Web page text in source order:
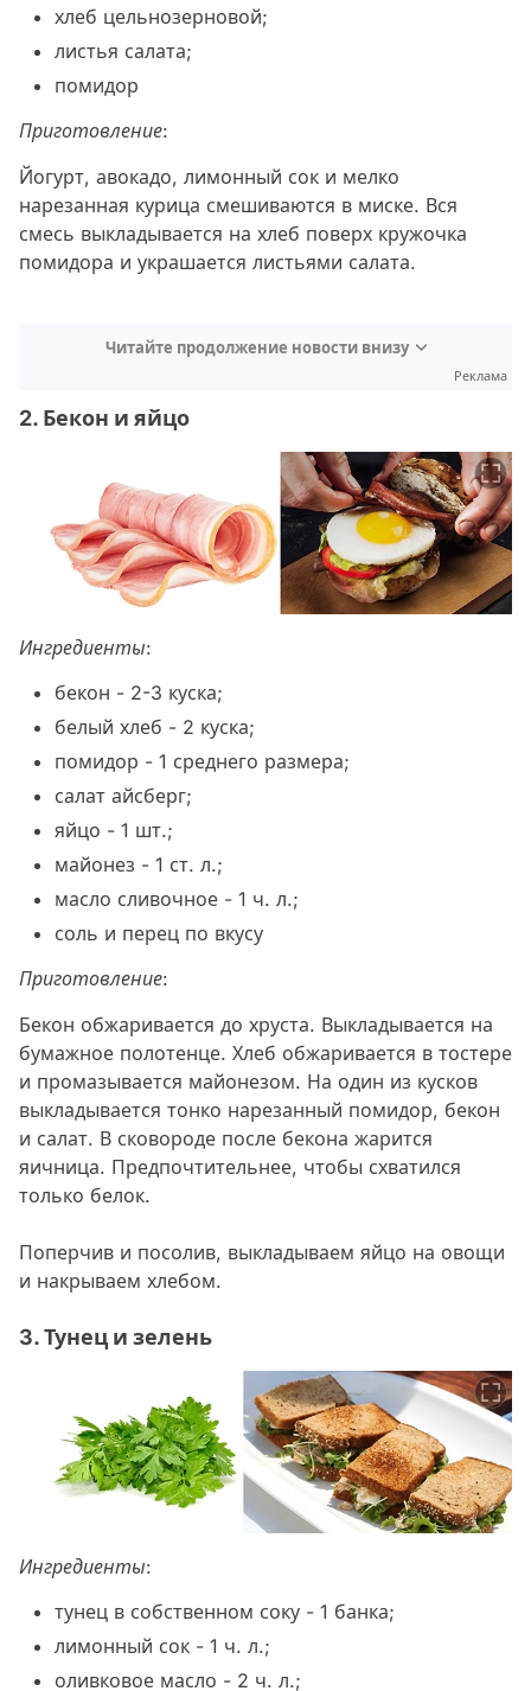
хлеб цельнозерновой;
листья салата;
помидор
Приготовление:
Йогурт, авокадо, лимонный сок и мелко
нарезанная курица смешиваются в миске. Вся
смесь выкладывается на хлеб поверх кружочка
помидора и украшается листьями салата.
Читайте продолжение новости внизу
Реклама
2. Бекон и яйцо
Ингредиенты:
бекон - 2-3 куска;
белый хлеб - 2 куска;
помидор - 1 среднего размера;
салат айсберг;
яйцо - 1 шт.;
майонез - 1 ст. л.;
масло сливочное - 1 ч. л.;
соль и перец по вкусу
Приготовление:
Бекон обжаривается до хруста. Выкладывается на
бумажное полотенце. Хлеб обжаривается в тостере
и промазывается майонезом. На один из кусков
выкладывается тонко нарезанный помидор, бекон
и салат. В сковороде после бекона жарится
яичница. Предпочтительнее, чтобы схватился
только белок.
Поперчив и посолив, выкладываем яйцо на овощи
и накрываем хлебом.
3. Тунец и зелень
Ингредиенты:
тунец в собственном соку - 1 банка;
лимонный сок - 1 ч. л.;
оливковое масло - 2 ч. л.;